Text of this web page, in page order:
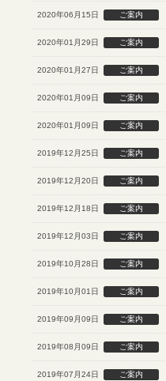
2020年06月15日 ご案内
2020年01月29日 ご案内
2020年01月27日 ご案内
2020年01月09日 ご案内
2020年01月09日 ご案内
2019年12月25日 ご案内
2019年12月20日 ご案内
2019年12月18日 ご案内
2019年12月03日 ご案内
2019年10月28日 ご案内
2019年10月01日 ご案内
2019年09月09日 ご案内
2019年08月09日 ご案内
2019年07月24日 ご案内